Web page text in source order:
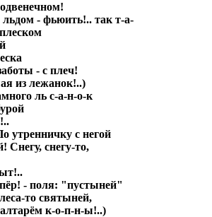
- фьюить!.. так т-а-
- с плеч!
из лежанок!..)
ль с-а-н-о-к
утренничку с негой
Снегу, снегу-то,
- поля: "пустыней"
то святыней,
к-о-п-н-ы!..)